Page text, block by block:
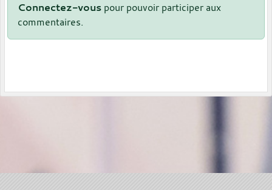
Connectez-vous pour pouvoir participer aux
commentaires.